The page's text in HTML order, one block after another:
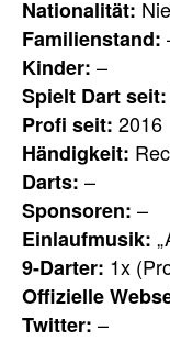
Nationalität:
Familienstand:
Kinder: –
Spielt Dart seit:
Profi seit: 2016
Händigkeit:
Darts: –
Sponsoren: –
Einlaufmusik:
9-Darter: 1x
Offizielle
Twitter: –